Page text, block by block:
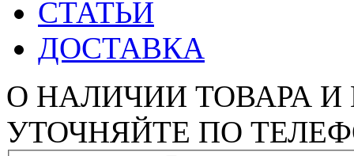
СТАТЬИ
ДОСТАВКА
О НАЛИЧИИ ТОВАРА
УТОЧНЯЙТЕ ПО